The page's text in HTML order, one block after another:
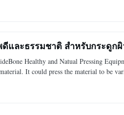
และธรรมชาติ สําหรับกระดูก
Healthy and Natual Pressing
It could press the material to be